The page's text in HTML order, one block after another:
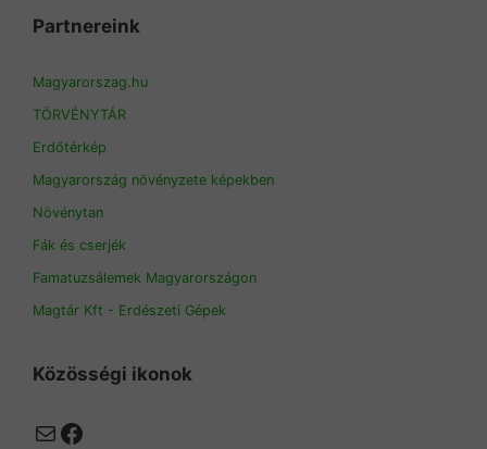
Partnereink
Magyarorszag.hu
TÖRVÉNYTÁR
Erdőtérkép
Magyarország növényzete képekben
Növénytan
Fák és cserjék
Famatuzsálemek Magyarországon
Magtár Kft - Erdészeti Gépek
Közösségi ikonok
MailFacebook